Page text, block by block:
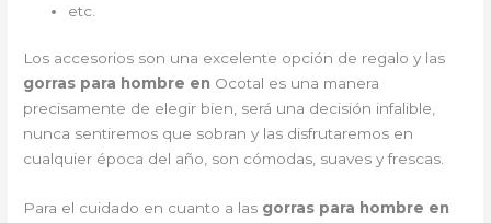
etc.
Los accesorios son una excelente opción de regalo y las
gorras para hombre en Ocotal es una manera
precisamente de elegir bien, será una decisión infalible,
nunca sentiremos que sobran y las disfrutaremos en
cualquier época del año, son cómodas, suaves y frescas.
Para el cuidado en cuanto a las gorras para hombre en